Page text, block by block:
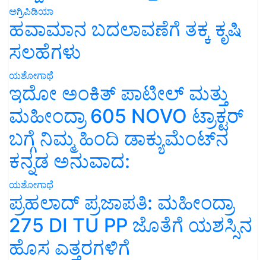
ಅಗ್ರಿಪಿಡಿಯಾ
ಹವಾಮಾನ ಬದಲಾವಣೆಗೆ ತಕ್ಕ ಕೃಷಿ
ಸಲಹೆಗಳು
ಯಶೋಗಾಥೆ
ಇದೋ ಅಂಕಿತ್ ಪಾಟೀಲ್ ಮತ್ತು
ಮಹೀಂದ್ರಾ 605 NOVO ಟ್ರಾಕ್ಟರ್
ಬಗ್ಗೆ ನಿಮ್ಮ ಹಿಂದಿ ಡಾಕ್ಯುಮೆಂಟ್‌ನ
ಕನ್ನಡ ಅನುವಾದ:
ಯಶೋಗಾಥೆ
ಪ್ರಹಲಾದ್ ಪ್ರಜಾಪತಿ: ಮಹೀಂದ್ರಾ
275 DI TU PP ಜೊತೆಗೆ ಯಶಸ್ಸಿನ
ಹೊಸ ಎತ್ತರಗಳಿಗೆ